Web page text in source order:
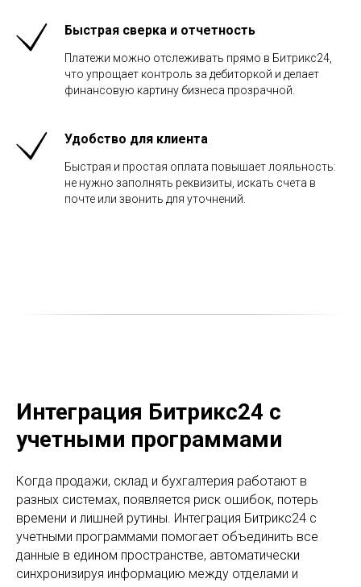
Быстрая сверка и отчетность
Платежи можно отслеживать прямо в Битрикс24,
что упрощает контроль за дебиторкой и делает
финансовую картину бизнеса прозрачной.
Удобство для клиента
Быстрая и простая оплата повышает лояльность:
не нужно заполнять реквизиты, искать счета в
почте или звонить для уточнений.
Интеграция Битрикс24 с
учетными программами
Когда продажи, склад и бухгалтерия работают в
разных системах, появляется риск ошибок, потерь
времени и лишней рутины. Интеграция Битрикс24 с
учетными программами помогает объединить все
данные в едином пространстве, автоматически
синхронизируя информацию между отделами и